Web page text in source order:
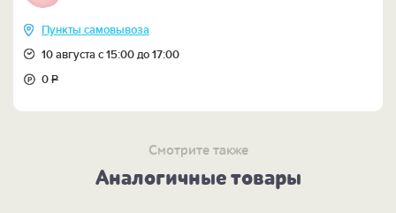
Пункты самовывоза
10 августа с 15:00 до 17:00
0Р
Смотрите также
Аналогичные товары